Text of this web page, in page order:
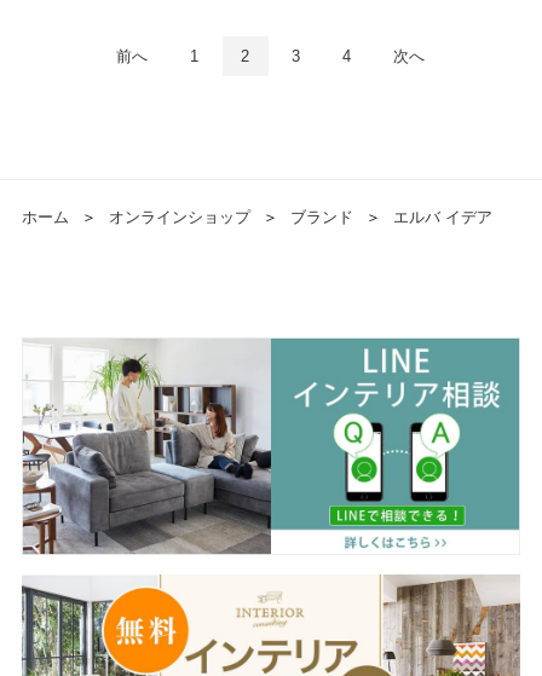
前へ 1 2 3 4 次へ
ホーム ＞ オンラインショップ ＞ ブランド ＞ エルバ イデア